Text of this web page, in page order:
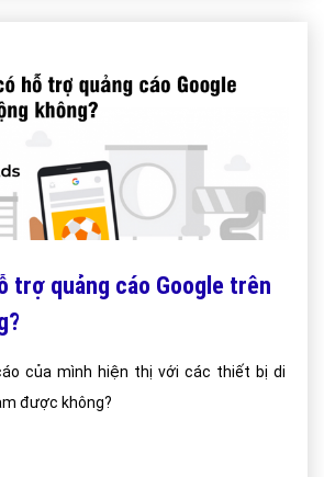
trợ quảng cáo Google trên
của mình hiện thị với các thiết bị di
được không?